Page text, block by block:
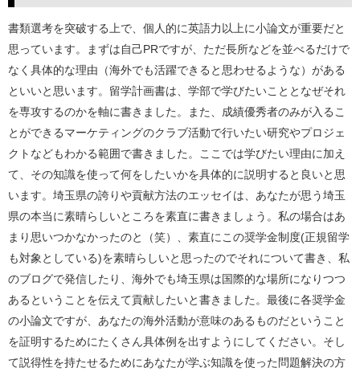
書類選考を突破する上で、個人的に英語力以上に小論文が重要だと
思っています。まずは自己PRですが、ただ長所などを並べるだけで
なく具体的な理由（海外でも活躍できると思わせるような）がある
といいと思います。留学計画書は、学部で学びたいこととなぜそれ
を専攻するのかを軸に書きました。また、成績優秀者のみが入るこ
とができるマーケティングのクラブ活動で行いたい研究やプロジェ
クトなどもわかる範囲で書きました。ここでは学びたい理由に加え
て、その知識を使って何をしたいかを具体的に説明すると良いと思
います。埼玉県の誇りや貢献方法のエッセイは、あなたが思う埼玉
県の本当に素晴らしいところを素直に書きましょう。私の場合はあ
まり思いつかなかったのと（笑）、素直にこの奨学金制度(正規留学
も対象としている)を素晴らしいと思ったのでそれについて書き、私
のブログで発信したり、海外でも埼玉県は国際的な場所になりつつ
あるということを伝えて貢献したいと書きました。最後に各奨学金
の小論文ですが、あなたの海外活動が意味のあるものだということ
を証明するためにたくさん具体例を出すようにしてください。そし
て説得性を持たせるためにあなたが学ぶ知識を使った問題解決の方